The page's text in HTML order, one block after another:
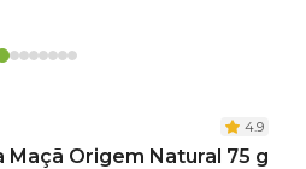
4.9
Maçã Origem Natural 75 g